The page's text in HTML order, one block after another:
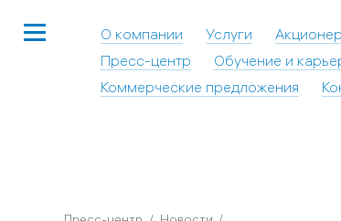
О компании Услуги
Пресс-центр
Обучение и
Коммерческие предложения